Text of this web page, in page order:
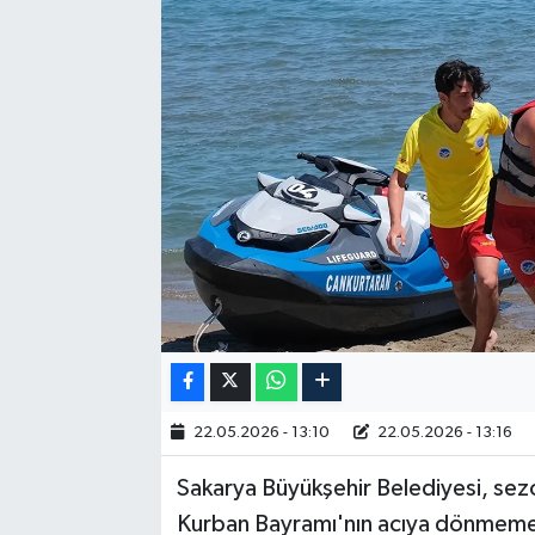
22.05.2026 - 13:10 22.05.2026 - 13:16
Sakarya Büyükşehir Belediyesi,
Kurban Bayramı'nın acıya
RESMİ İLAN